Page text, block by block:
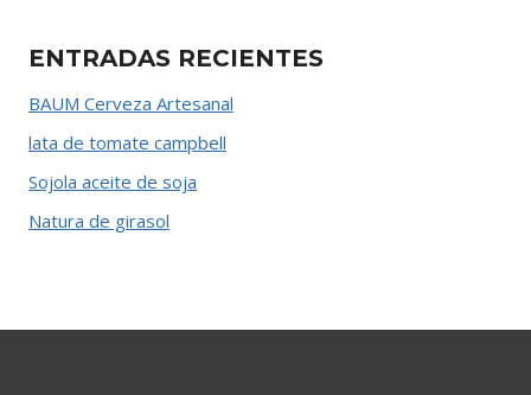
ENTRADAS RECIENTES
BAUM Cerveza Artesanal
lata de tomate campbell
Sojola aceite de soja
Natura de girasol